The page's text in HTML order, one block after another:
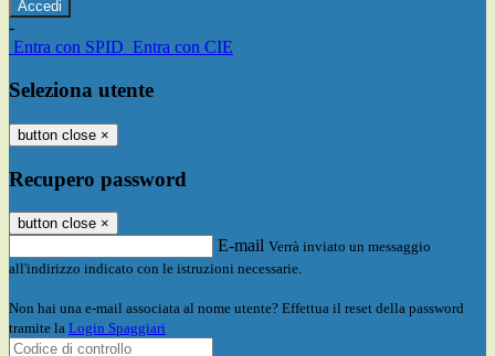
-
Entra con SPID Entra con CIE
Seleziona utente
button close ×
Recupero password
button close ×
E-mail Verrà inviato un messaggio
all'indirizzo indicato con le istruzioni necessarie.
Non hai una e-mail associata al nome utente? Effettua il reset della password
tramite la Login Spaggiari